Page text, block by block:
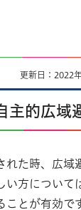
更新日：2022
主的広域
れた時、広域
い方について
とが有効で